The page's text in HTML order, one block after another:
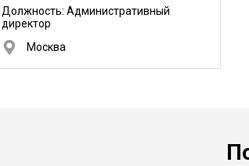
Должность: Административный
директор
Москва